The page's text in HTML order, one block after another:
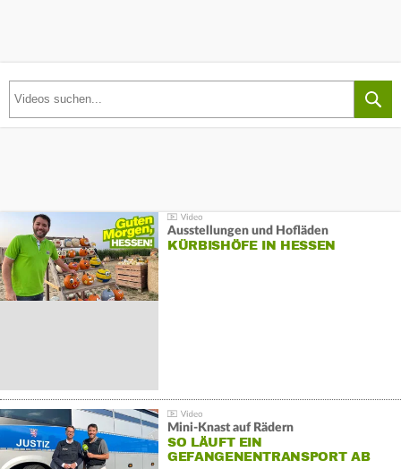
Ausstellungen und Hofläden
KÜRBISHÖFE IN HESSEN
Mini-Knast auf Rädern
SO LÄUFT EIN
GEFANGENENTRANSPORT AB